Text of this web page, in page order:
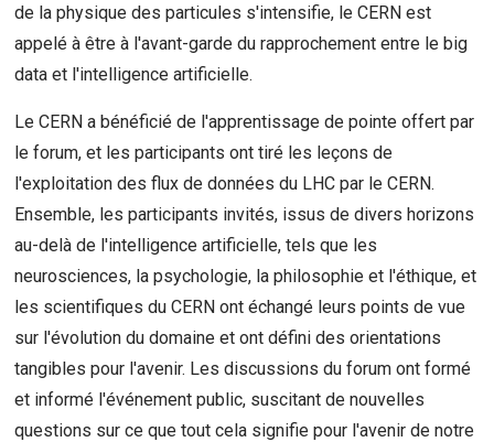
de la physique des particules s'intensifie, le CERN est
appelé à être à l'avant-garde du rapprochement entre le big
data et l'intelligence artificielle.
Le CERN a bénéficié de l'apprentissage de pointe offert par
le forum, et les participants ont tiré les leçons de
l'exploitation des flux de données du LHC par le CERN.
Ensemble, les participants invités, issus de divers horizons
au-delà de l'intelligence artificielle, tels que les
neurosciences, la psychologie, la philosophie et l'éthique, et
les scientifiques du CERN ont échangé leurs points de vue
sur l'évolution du domaine et ont défini des orientations
tangibles pour l'avenir. Les discussions du forum ont formé
et informé l'événement public, suscitant de nouvelles
questions sur ce que tout cela signifie pour l'avenir de notre